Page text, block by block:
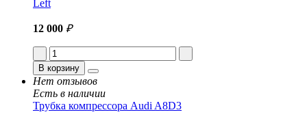
Left
12 000 ₽
В корзину
Нет отзывов
Есть в наличии
Трубка компрессора Audi A8D3